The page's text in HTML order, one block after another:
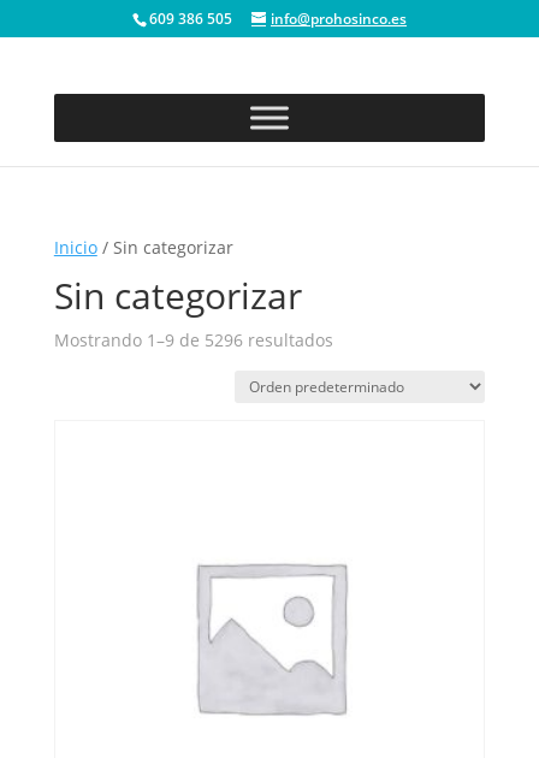
609 386 505 info@prohosinco.es
Inicio/ Sin categorizar
Sin categorizar
Mostrando 1–9 de 5296 resultados